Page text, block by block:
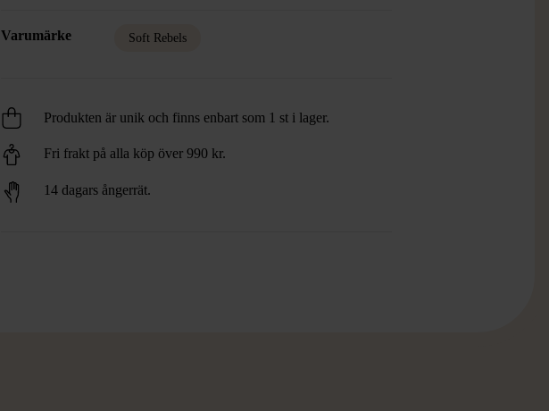
Varumärke Soft Rebels
Produkten är unik och finns enbart som 1 st i lager.
Fri frakt på alla köp över 990 kr.
14 dagars ångerrät.